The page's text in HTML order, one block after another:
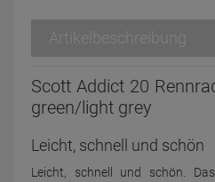
Artikelbeschreibung
Scott Addict 20
green/light grey
Leicht, schnell und schön
Leicht, schnell und schön.